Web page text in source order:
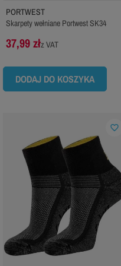
PORTWEST
Skarpety wełniane Portwest SK34
37,99 złz VAT
DODAJ DO KOSZYKA
favorite_border